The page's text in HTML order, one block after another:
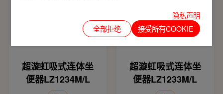
超漩虹吸式连体坐
便器LZ1234M/L
超漩虹吸式连体坐
便器LZ1233M/L
隐私声明
全部拒绝
接受所有COOKIE